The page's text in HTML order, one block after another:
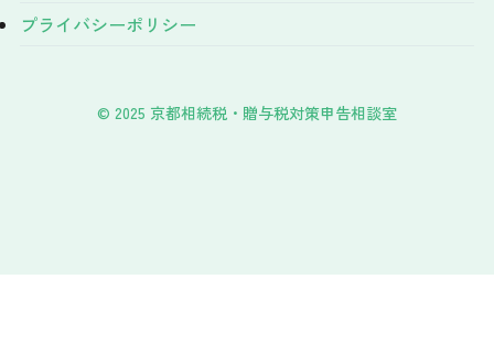
プライバシーポリシー
© ️2025 京都相続税・贈与税対策申告相談室